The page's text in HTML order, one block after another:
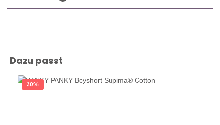
Produktgalerie überspringen
Dazu passt
20%